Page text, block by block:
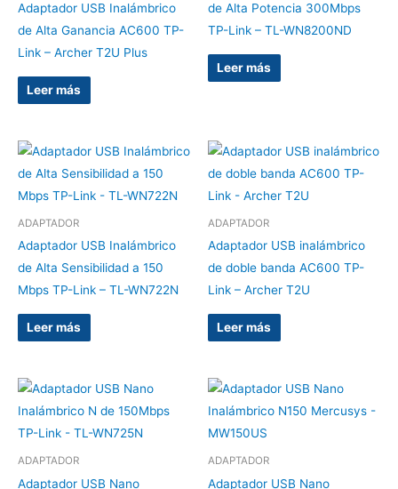
Adaptador USB Inalámbrico
de Alta Ganancia AC600 TP-
Link – Archer T2U Plus
Leer más
de Alta Potencia 300Mbps
TP-Link – TL-WN8200ND
Leer más
ADAPTADOR
Adaptador USB Inalámbrico
de Alta Sensibilidad a 150
Mbps TP-Link – TL-WN722N
Leer más
ADAPTADOR
Adaptador USB inalámbrico
de doble banda AC600 TP-
Link – Archer T2U
Leer más
ADAPTADOR
Adaptador USB Nano
ADAPTADOR
Adaptador USB Nano